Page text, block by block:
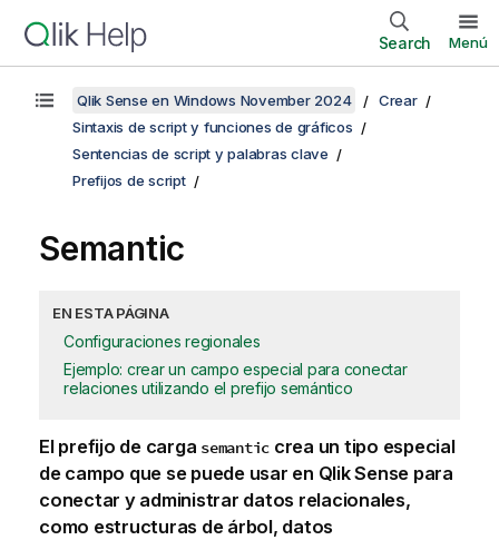
Search Menú
Qlik Sense en Windows November 2024
Crear
Sintaxis de script y funciones de gráficos
Sentencias de script y palabras clave
Prefijos de script
Semantic
EN ESTA PÁGINA
Configuraciones regionales
Ejemplo: crear un campo especial para conectar
relaciones utilizando el prefijo semántico
El prefijo de carga semantic crea un tipo especial
de campo que se puede usar en Qlik Sense para
conectar y administrar datos relacionales,
como estructuras de árbol, datos